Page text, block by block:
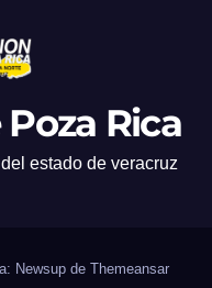
Rica
estado de veracruz
Newsup de Themeansar